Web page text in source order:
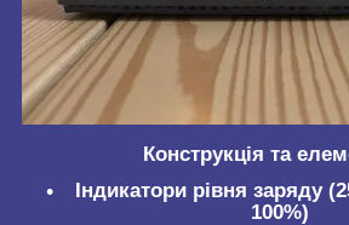
Конструкція та
Індикатори рівня заряду
100%)